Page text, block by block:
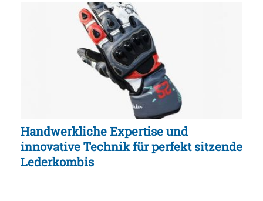
Handwerkliche Expertise und
innovative Technik für perfekt sitzende
Lederkombis